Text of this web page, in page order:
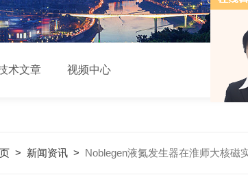
术文章 视频中心
> 新闻资讯 > Noblegen液氮发生器在淮师大核磁